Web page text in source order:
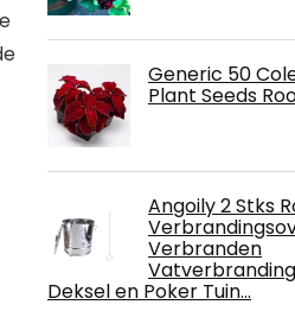
Generic 50
Plant Seeds
Angoily 2 Stks
Verbranden
Deksel en Poker Tuin…